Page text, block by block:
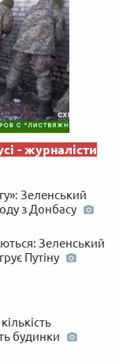
- журналісти
Зеленський
з Донбасу
Зеленський
Путіну
будинки